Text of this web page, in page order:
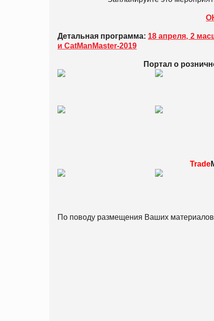
Детальная программа: 18 апреля, 2
и CatManMaster-2019
Портал о
Trade
По поводу размещения Ваших